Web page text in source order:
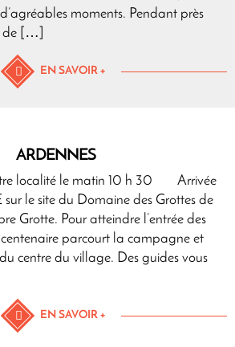
moments. Pendant près
de […]
EN SAVOIR +
ARDENNES
localité le matin 10 h 30 Arrivée
le site du Domaine des Grottes de
Grotte. Pour atteindre l’entrée des
parcourt la campagne et
centre du village. Des guides vous
EN SAVOIR +